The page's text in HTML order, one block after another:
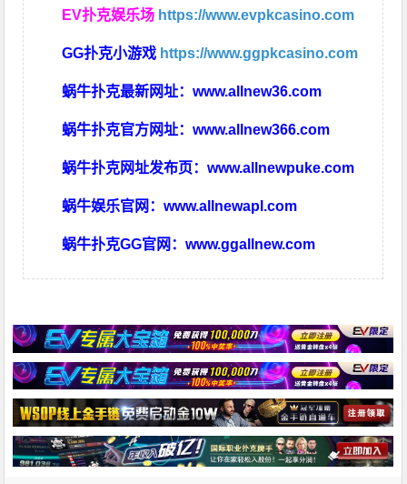
EV扑克娱乐场 https://www.evpkcasino.com
GG扑克小游戏 https://www.ggpkcasino.com
蜗牛扑克最新网址：www.allnew36.com
蜗牛扑克官方网址：www.allnew366.com
蜗牛扑克网址发布页：www.allnewpuke.com
蜗牛娱乐官网：www.allnewapl.com
蜗牛扑克GG官网：www.ggallnew.com